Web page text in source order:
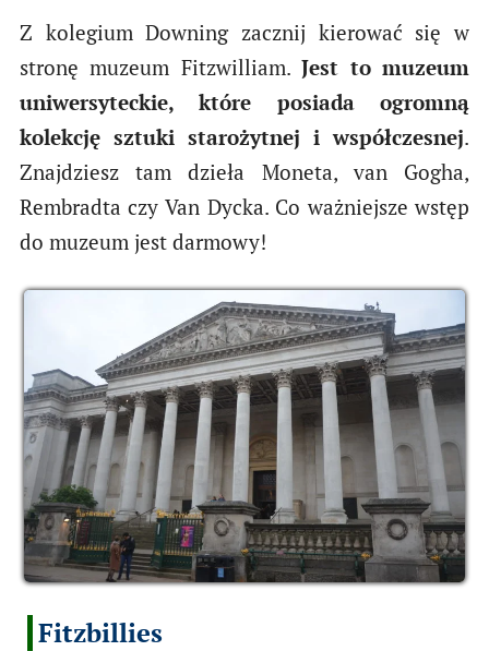
Z kolegium Downing zacznij kierować się w
stronę muzeum Fitzwilliam.Jest to muzeum
uniwersyteckie, które posiada ogromną
kolekcję sztuki starożytnej i współczesnej.
Znajdziesz tam dzieła Moneta, van Gogha,
Rembradta czy Van Dycka. Co ważniejsze wstęp
do muzeum jest darmowy!
Fitzbillies